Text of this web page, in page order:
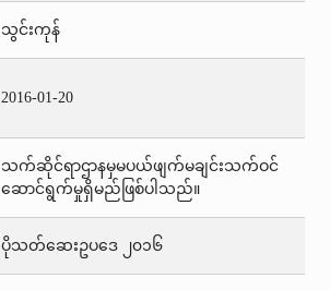
သွင်းကုန်
2016-01-20
သက်ဆိုင်ရာဌာနမှမပယ်ဖျက်မချင်းသက်ဝင်
ဆောင်ရွက်မှုရှိမည်ဖြစ်ပါသည်။
ပိုသတ်ဆေးဥပဒေ ၂၀၁၆